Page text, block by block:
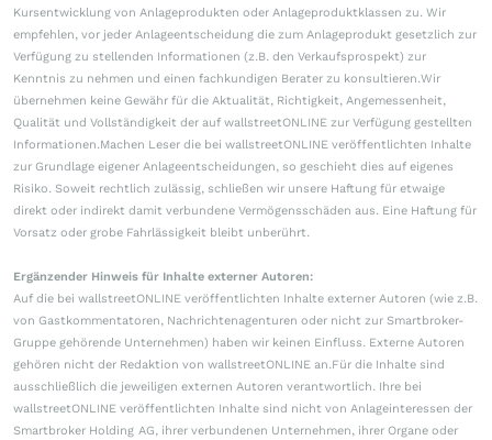
Kursentwicklung von Anlageprodukten oder Anlageproduktklassen zu. Wir
empfehlen, vor jeder Anlageentscheidung die zum Anlageprodukt gesetzlich zur
Verfügung zu stellenden Informationen (z.B. den Verkaufsprospekt) zur
Kenntnis zu nehmen und einen fachkundigen Berater zu konsultieren.Wir
übernehmen keine Gewähr für die Aktualität, Richtigkeit, Angemessenheit,
Qualität und Vollständigkeit der auf wallstreetONLINE zur Verfügung gestellten
Informationen.Machen Leser die bei wallstreetONLINE veröffentlichten Inhalte
zur Grundlage eigener Anlageentscheidungen, so geschieht dies auf eigenes
Risiko. Soweit rechtlich zulässig, schließen wir unsere Haftung für etwaige
direkt oder indirekt damit verbundene Vermögensschäden aus. Eine Haftung für
Vorsatz oder grobe Fahrlässigkeit bleibt unberührt.
Ergänzender Hinweis für Inhalte externer Autoren:
Auf die bei wallstreetONLINE veröffentlichten Inhalte externer Autoren (wie z.B.
von Gastkommentatoren, Nachrichtenagenturen oder nicht zur Smartbroker-
Gruppe gehörende Unternehmen) haben wir keinen Einfluss. Externe Autoren
gehören nicht der Redaktion von wallstreetONLINE an.Für die Inhalte sind
ausschließlich die jeweiligen externen Autoren verantwortlich. Ihre bei
wallstreetONLINE veröffentlichten Inhalte sind nicht von Anlageinteressen der
Smartbroker Holding AG, ihrer verbundenen Unternehmen, ihrer Organe oder